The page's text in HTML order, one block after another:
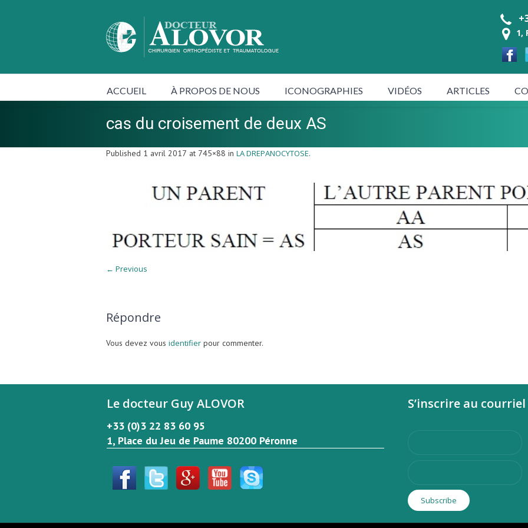
1,
ACCUEIL À PROPOS DE NOUS ICONOGRAPHIES VIDÉOS ARTICLES
cas du croisement de deux AS
Published 1 avril 2017 at 745×88 in LA DREPANOCYTOSE.
← Previous
Répondre
Vous devez vous identifier pour commenter.
Le docteur Guy ALOVOR
+33 (0)3 22 83 60 95
1, Place du Jeu de Paume 80200 Péronne
S’inscrire au courriel